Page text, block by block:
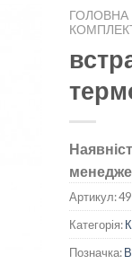
ГОЛОВНА
Артикул:
Категорія:
Позначка: